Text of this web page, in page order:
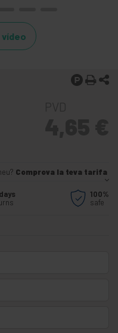
vídeo
Comprova la teva tarifa
100%
safe